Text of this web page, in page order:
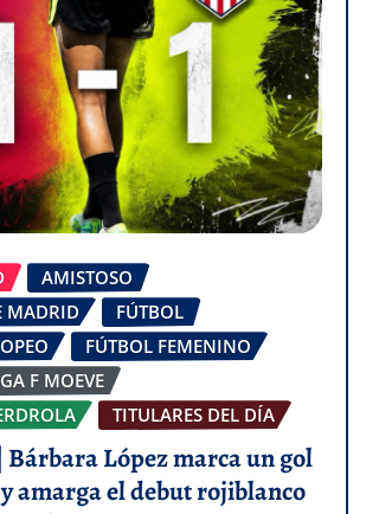
AMISTOSO
MADRID
FÚTBOL
FÚTBOL FEMENINO
F MOEVE
TITULARES DEL DÍA
Bárbara López marca un gol
amarga el debut rojiblanco